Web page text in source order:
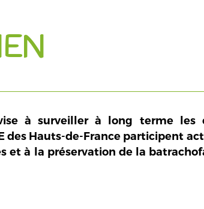
à surveiller à long terme les
des Hauts-de-France participent
et à la préservation de la